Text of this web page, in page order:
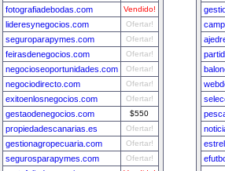
fotografiadebodas.com Vendido!
lideresynegocios.com Ofertar!
seguroparapymes.com Ofertar!
feirasdenegocios.com Ofertar!
negocioseoportunidades.com Ofertar!
negociodirecto.com Ofertar!
exitoenlosnegocios.com Ofertar!
gestaodenegocios.com $550
propiedadescanarias.es Ofertar!
gestionagropecuaria.com Ofertar!
segurosparapymes.com Ofertar!